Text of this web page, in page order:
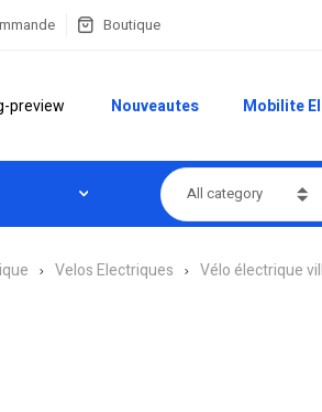
Boutique
Nouveautes Mobilite
All category
Velos Electriques Vélo électrique